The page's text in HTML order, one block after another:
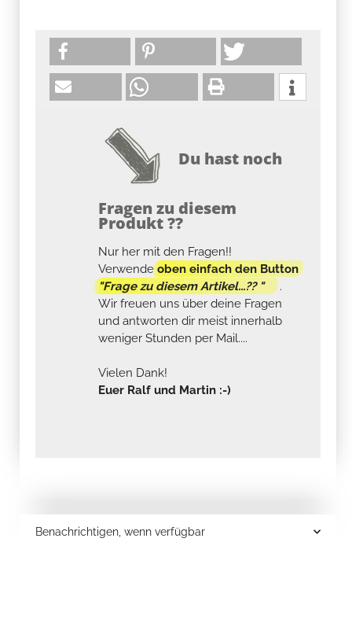
Du hast noch
Fragen zu diesem
Produkt ??
Nur her mit den Fragen!!
Verwendeoben einfach den Button
"Frage zu diesem Artikel...?? "
.
Wir freuen uns über deine Fragen
und antworten dir meist innerhalb
weniger Stunden per Mail....
Vielen Dank!
Euer Ralf und Martin :-)
Benachrichtigen, wenn verfügbar